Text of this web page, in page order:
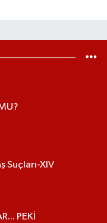
Suçları-XIV
PEKİ